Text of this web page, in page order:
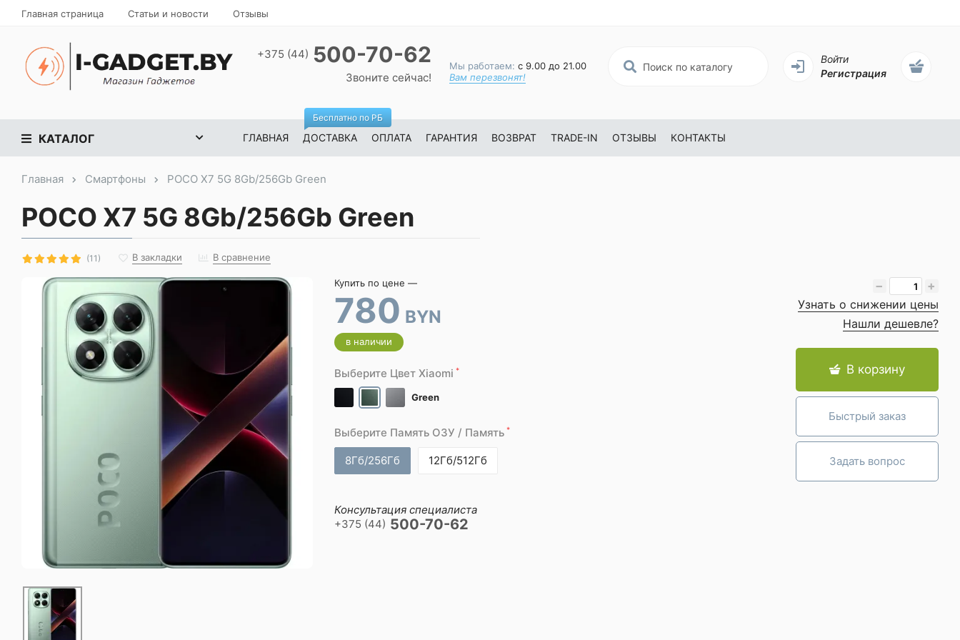
Главная страница Статьи и новости Отзывы
+375 (44) 500-70-62
Звоните сейчас!
Мы работаем: с 9.00 до 21.00
Вам перезвонят!
Войти
Регистрация
КАТАЛОГ ГЛАВНАЯ ДОСТАВКА
Бесплатно по РБ
ОПЛАТА ГАРАНТИЯ ВОЗВРАТ TRADE-IN ОТЗЫВЫ КОНТАКТЫ
Главная Смартфоны POCO X7 5G 8Gb/256Gb Green
POCO X7 5G 8Gb/256Gb Green
(11) В закладки В сравнение
Купить по цене —
780 BYN
в наличии
Выберите Цвет Xiaomi *
Green
Выберите Память ОЗУ / Память *
8Гб/256Гб 12Гб/512Гб
Консультация специалиста
+375 (44) 500-70-62
−
+
Узнать о снижении цены
Нашли дешевле?
В корзину
Быстрый заказ
Задать вопрос